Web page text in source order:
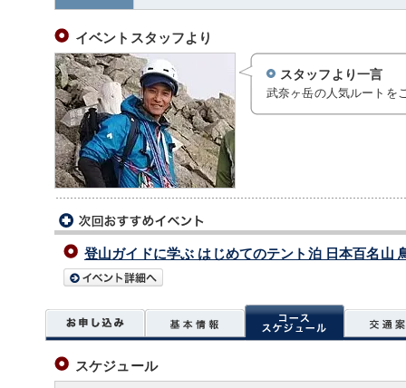
イベントスタッフより
スタッフより一言
武奈ヶ岳の人気ルートを
登山ガイドに学ぶ はじめてのテント泊 日本百名山
スケジュール